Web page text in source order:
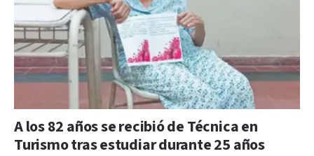
A los 82 años se recibió de Técnica en
Turismo tras estudiar durante 25 años